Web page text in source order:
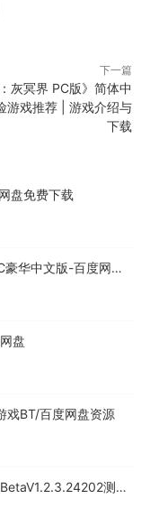
下一篇
灰冥界 PC版》简体中
游戏推荐 | 游戏介绍与
下载
盘免费下载
华中文版-百度网盘
盘
戏BT/百度网盘资源
测试